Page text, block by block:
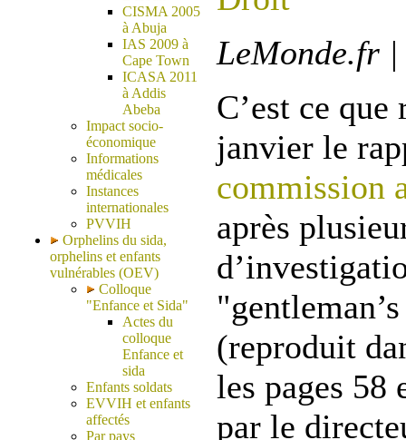
CISMA 2005
à Abuja
IAS 2009 à
Cape Town
ICASA 2011
à Addis
Abeba
Impact socio-
économique
Informations
médicales
Instances
internationales
PVVIH
Orphelins du sida,
orphelins et enfants
vulnérables (OEV)
Colloque
"Enfance et Sida"
Actes du
colloque
Enfance et
sida
Enfants soldats
EVVIH et enfants
affectés
Par pays
LeMonde.fr
C’est ce
janvier le
commission
après
(reproduit
les pages 58
par le